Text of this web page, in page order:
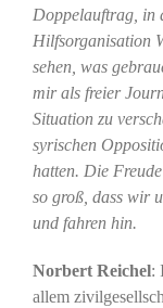
Doppelauftrag, in
Hilfsorganisation
sehen, was
mir als freier
Situation zu
syrischen
hatten. Die
so groß, dass wir
und fahren hin.
Norbert Reichel:
allem